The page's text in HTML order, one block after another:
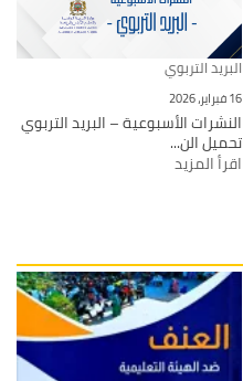
البريد التربوي
16 فبراير، 2026
النشرات الأسبوعية – البريد التربوي
تحميل الن...
اقرأ المزيد